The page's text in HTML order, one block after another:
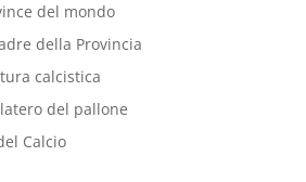
del mondo
della Provincia
calcistica
del pallone
Calcio